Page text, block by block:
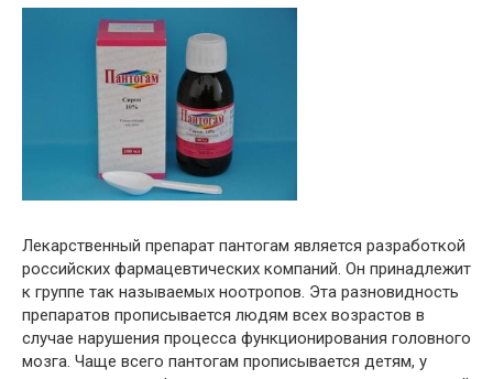
Лекарственный препарат пантогам является разработкой
российских фармацевтических компаний. Он принадлежит
к группе так называемых ноотропов. Эта разновидность
препаратов прописывается людям всех возрастов в
случае нарушения процесса функционирования головного
мозга. Чаще всего пантогам прописывается детям, у